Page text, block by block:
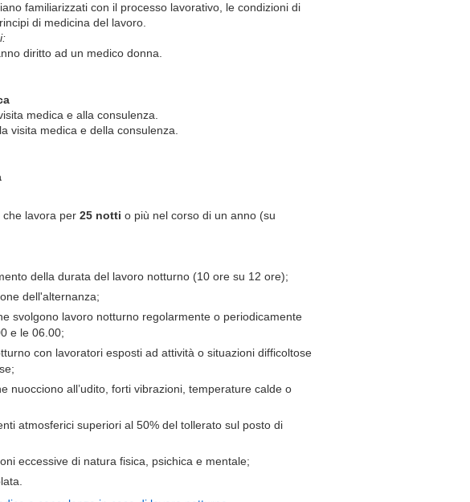
familiarizzati con il processo lavorativo, le condizioni di
di medicina del lavoro.
diritto ad un medico donna.
medica e alla consulenza.
visita medica e della consulenza.
che lavora per 25 notti o più nel corso di un anno (su
della durata del lavoro notturno (10 ore su 12 ore);
dell'alternanza;
svolgono lavoro notturno regolarmente o periodicamente
e le 06.00;
con lavoratori esposti ad attività o situazioni difficoltose
nuocciono all’udito, forti vibrazioni, temperature calde o
atmosferici superiori al 50% del tollerato sul posto di
eccessive di natura fisica, psichica e mentale;